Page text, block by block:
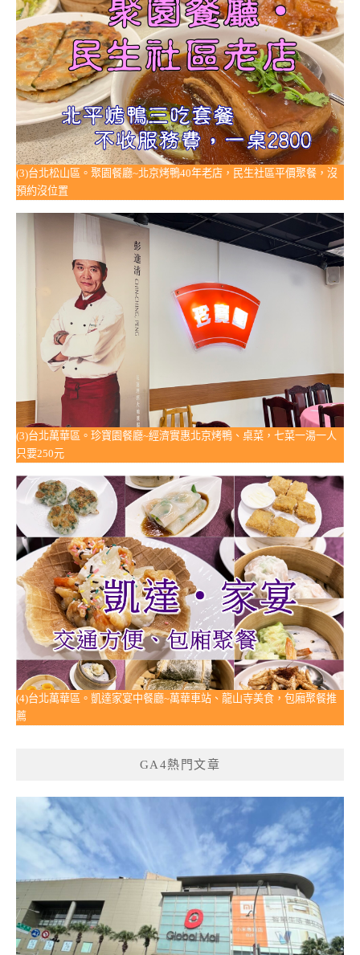
(3)台北松山區。聚園餐廳~北京烤鴨40年老店，民生社區平價聚餐，沒
預約沒位置
(3)台北萬華區。珍寶園餐廳~經濟實惠北京烤鴨、桌菜，七菜一湯一人
只要250元
(4)台北萬華區。凱達家宴中餐廳~萬華車站、龍山寺美食，包廂聚餐推
薦
GA4熱門文章